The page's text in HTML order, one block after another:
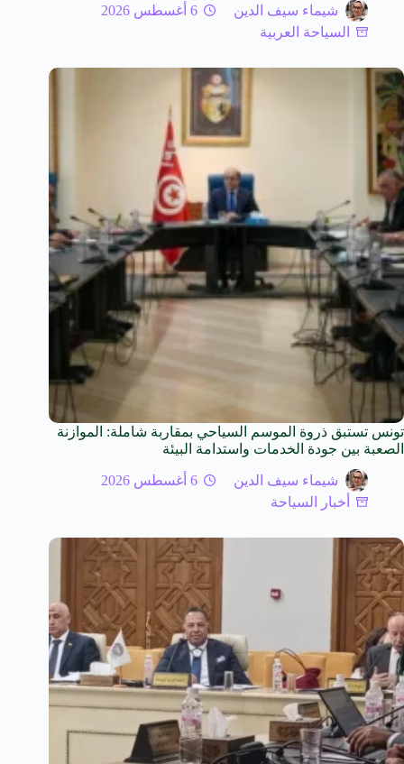
شيماء سيف الدين
6 أغسطس 2026
السياحة العربية
تونس تستبق ذروة الموسم السياحي بمقاربة شاملة: الموازنة
الصعبة بين جودة الخدمات واستدامة البيئة
شيماء سيف الدين
6 أغسطس 2026
أخبار السياحة